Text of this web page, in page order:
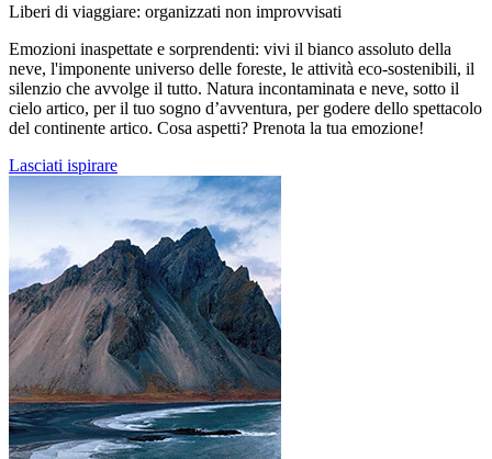
Liberi di viaggiare: organizzati non improvvisati
Emozioni inaspettate e sorprendenti: vivi il bianco assoluto della
neve, l'imponente universo delle foreste, le attività eco-sostenibili, il
silenzio che avvolge il tutto. Natura incontaminata e neve, sotto il
cielo artico, per il tuo sogno d’avventura, per godere dello spettacolo
del continente artico. Cosa aspetti? Prenota la tua emozione!
Lasciati ispirare